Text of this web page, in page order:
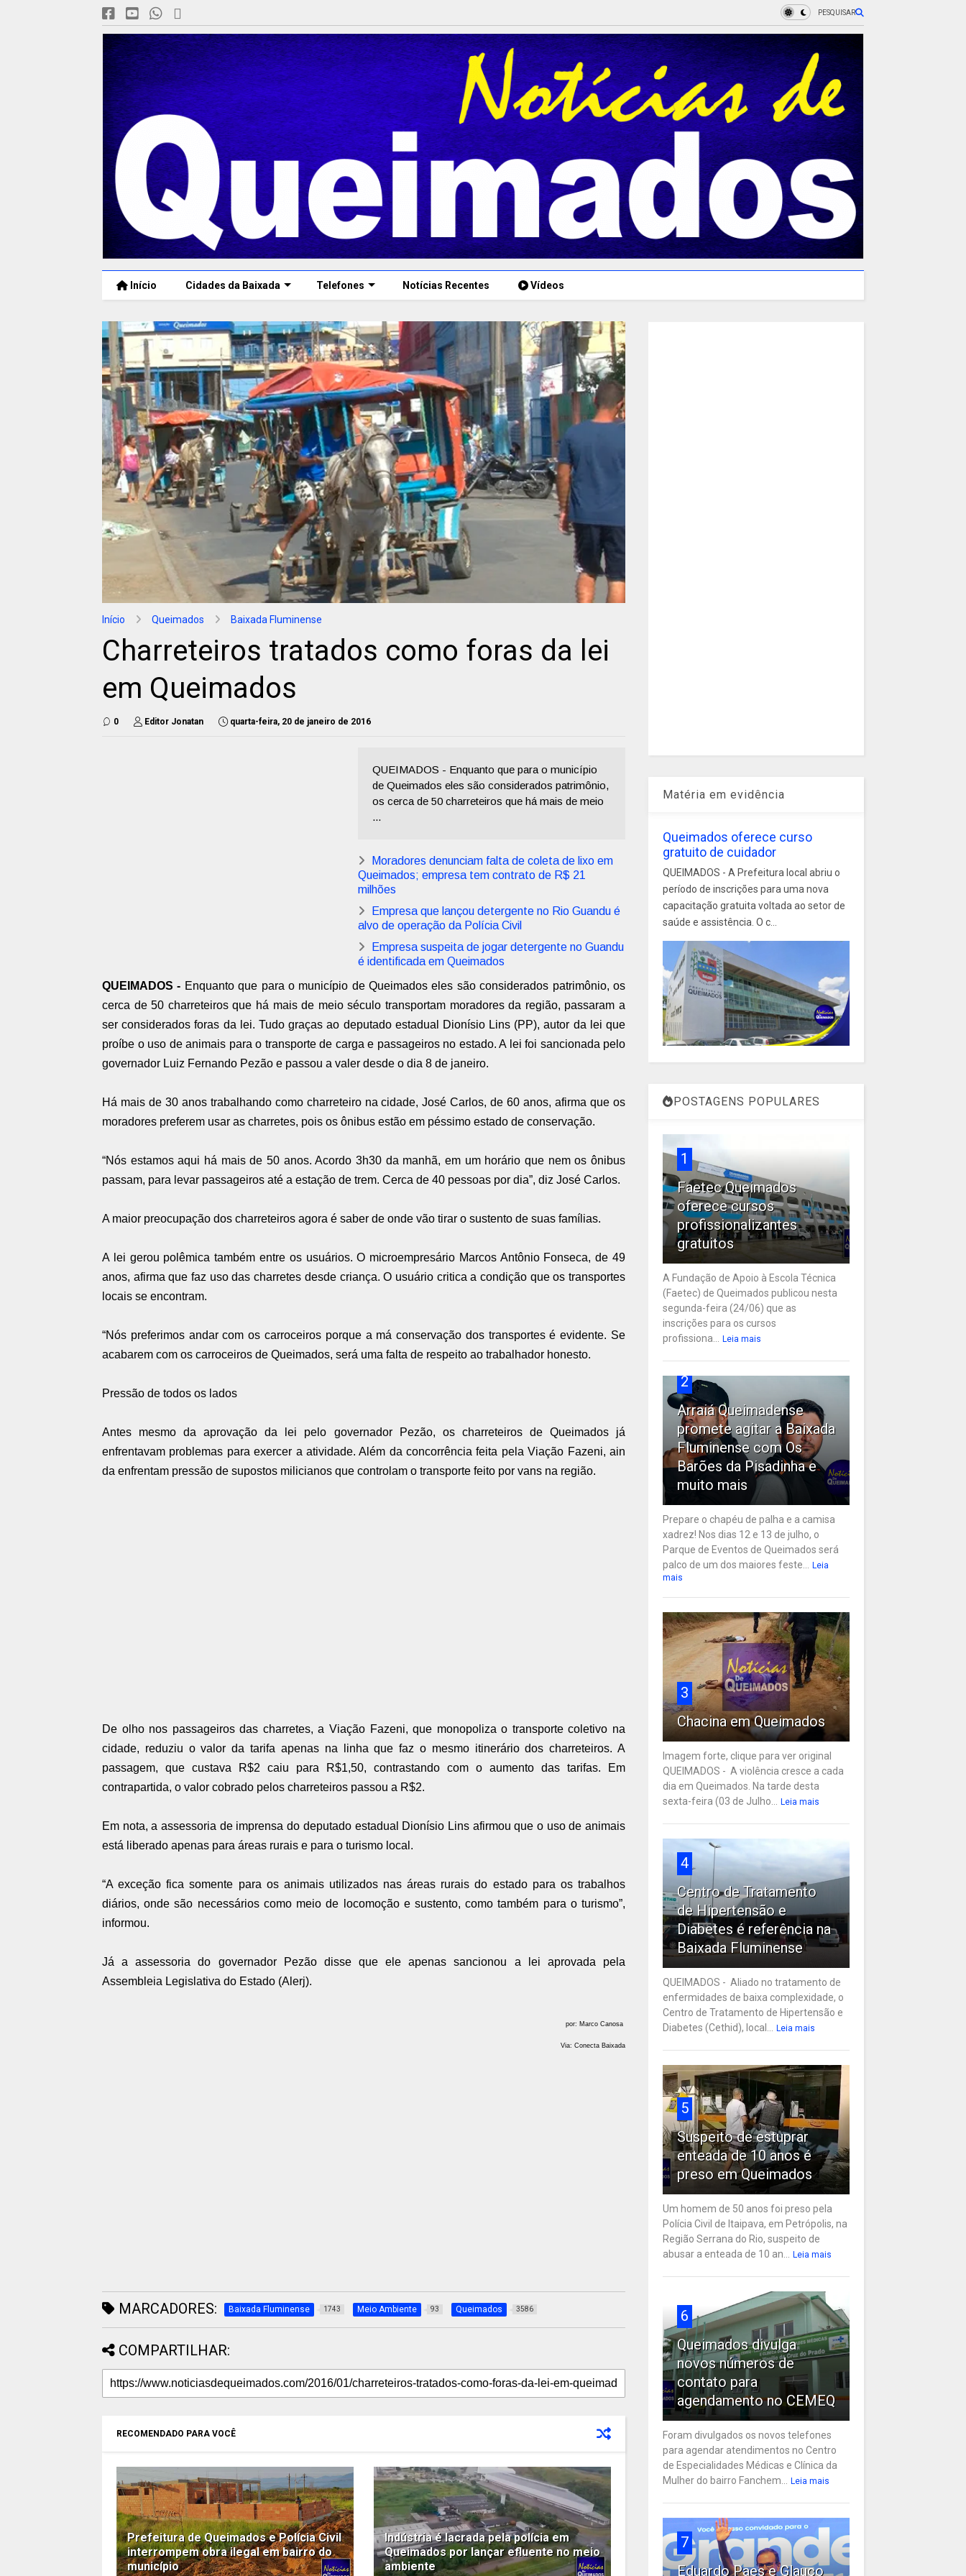
PESQUISAR
Início Cidades da Baixada Telefones Notícias Recentes Vídeos
Início Queimados Baixada Fluminense
Charreteiros tratados como foras da lei
em Queimados
0 Editor Jonatan quarta-feira, 20 de janeiro de 2016
QUEIMADOS - Enquanto que para o município
de Queimados eles são considerados patrimônio,
os cerca de 50 charreteiros que há mais de meio
...
Moradores denunciam falta de coleta de lixo em
Queimados; empresa tem contrato de R$ 21
milhões
Empresa que lançou detergente no Rio Guandu é
alvo de operação da Polícia Civil
Empresa suspeita de jogar detergente no Guandu
é identificada em Queimados
QUEIMADOS - Enquanto que para o município de Queimados eles são considerados patrimônio, os
cerca de 50 charreteiros que há mais de meio século transportam moradores da região, passaram a
ser considerados foras da lei. Tudo graças ao deputado estadual Dionísio Lins (PP), autor da lei que
proíbe o uso de animais para o transporte de carga e passageiros no estado. A lei foi sancionada pelo
governador Luiz Fernando Pezão e passou a valer desde o dia 8 de janeiro.
Há mais de 30 anos trabalhando como charreteiro na cidade, José Carlos, de 60 anos, afirma que os
moradores preferem usar as charretes, pois os ônibus estão em péssimo estado de conservação.
“Nós estamos aqui há mais de 50 anos. Acordo 3h30 da manhã, em um horário que nem os ônibus
passam, para levar passageiros até a estação de trem. Cerca de 40 pessoas por dia”, diz José Carlos.
A maior preocupação dos charreteiros agora é saber de onde vão tirar o sustento de suas famílias.
A lei gerou polêmica também entre os usuários. O microempresário Marcos Antônio Fonseca, de 49
anos, afirma que faz uso das charretes desde criança. O usuário critica a condição que os transportes
locais se encontram.
“Nós preferimos andar com os carroceiros porque a má conservação dos transportes é evidente. Se
acabarem com os carroceiros de Queimados, será uma falta de respeito ao trabalhador honesto.
Pressão de todos os lados
Antes mesmo da aprovação da lei pelo governador Pezão, os charreteiros de Queimados já
enfrentavam problemas para exercer a atividade. Além da concorrência feita pela Viação Fazeni, ain
da enfrentam pressão de supostos milicianos que controlam o transporte feito por vans na região.
De olho nos passageiros das charretes, a Viação Fazeni, que monopoliza o transporte coletivo na
cidade, reduziu o valor da tarifa apenas na linha que faz o mesmo itinerário dos charreteiros. A
passagem, que custava R$2 caiu para R$1,50, contrastando com o aumento das tarifas. Em
contrapartida, o valor cobrado pelos charreteiros passou a R$2.
Em nota, a assessoria de imprensa do deputado estadual Dionísio Lins afirmou que o uso de animais
está liberado apenas para áreas rurais e para o turismo local.
“A exceção fica somente para os animais utilizados nas áreas rurais do estado para os trabalhos
diários, onde são necessários como meio de locomoção e sustento, como também para o turismo”,
informou.
Já a assessoria do governador Pezão disse que ele apenas sancionou a lei aprovada pela
Assembleia Legislativa do Estado (Alerj).
por: Marco Canosa
Via: Conecta Baixada
MARCADORES: Baixada Fluminense 1743 Meio Ambiente 93 Queimados 3586
COMPARTILHAR:
RECOMENDADO PARA VOCÊ
Prefeitura de Queimados e Polícia Civil
interrompem obra ilegal em bairro do
município
Indústria é lacrada pela polícia em
Queimados por lançar efluente no meio
ambiente
Matéria em evidência
Queimados oferece curso
gratuito de cuidador
QUEIMADOS - A Prefeitura local abriu o
período de inscrições para uma nova
capacitação gratuita voltada ao setor de
saúde e assistência. O c...
POSTAGENS POPULARES
1
Faetec Queimados
oferece cursos
profissionalizantes
gratuitos
A Fundação de Apoio à Escola Técnica
(Faetec) de Queimados publicou nesta
segunda-feira (24/06) que as
inscrições para os cursos
profissiona...
Leia mais
2
Arraiá Queimadense
promete agitar a Baixada
Fluminense com Os
Barões da Pisadinha e
muito mais
Prepare o chapéu de palha e a camisa
xadrez! Nos dias 12 e 13 de julho, o
Parque de Eventos de Queimados será
palco de um dos maiores feste...
Leia
mais
3
Chacina em Queimados
Imagem forte, clique para ver original
QUEIMADOS - A violência cresce a cada
dia em Queimados. Na tarde desta
sexta-feira (03 de Julho...
Leia mais
4
Centro de Tratamento
de Hipertensão e
Diabetes é referência na
Baixada Fluminense
QUEIMADOS - Aliado no tratamento de
enfermidades de baixa complexidade, o
Centro de Tratamento de Hipertensão e
Diabetes (Cethid), local...
Leia mais
5
Suspeito de estuprar
enteada de 10 anos é
preso em Queimados
Um homem de 50 anos foi preso pela
Polícia Civil de Itaipava, em Petrópolis, na
Região Serrana do Rio, suspeito de
abusar a enteada de 10 an...
Leia mais
6
Queimados divulga
novos números de
contato para
agendamento no CEMEQ
Foram divulgados os novos telefones
para agendar atendimentos no Centro
de Especialidades Médicas e Clínica da
Mulher do bairro Fanchem...
Leia mais
7
Eduardo Paes e Glauco